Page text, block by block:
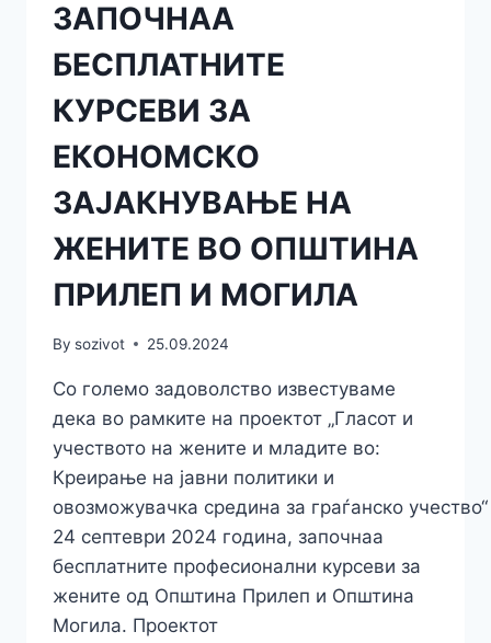
ЗАПОЧНАА
БЕСПЛАТНИТЕ
КУРСЕВИ ЗА
ЕКОНОМСКО
ЗАЈАКНУВАЊЕ НА
ЖЕНИТЕ ВО ОПШТИНА
ПРИЛЕП И МОГИЛА
By sozivot 25.09.2024
Со големо задоволство известуваме
дека во рамките на проектот „Гласот и
учеството на жените и младите во:
Креирање на јавни политики и
овозможувачка средина за граѓанско
24 септеври 2024 година, започнаа
бесплатните професионални курсеви за
жените од Општина Прилеп и Општина
Могила. Проектот